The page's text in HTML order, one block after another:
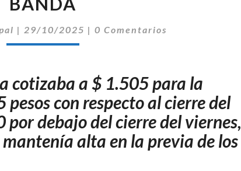
SUPERAR
LOS
$1500
VEZ
SE
ACERCA
AL
TECHO
| 29/10/2025 | Comentarios
0 Comentarios
cotizaba a $ 1.505 para la
con respecto al cierre del
por debajo del cierre del viernes,
alta en la previa de los